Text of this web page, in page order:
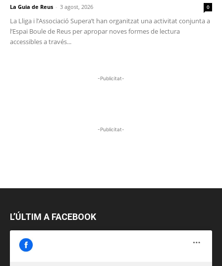
La Guia de Reus - 3 agost, 2026 0
La Lliga i l’Associació Supera’t han organitzat una activitat conjunta a
l’Espai Boule de Reus per apropar noves formes de lectura
accessibles a través...
-Publicitat-
-Publicitat-
L’ÚLTIM A FACEBOOK